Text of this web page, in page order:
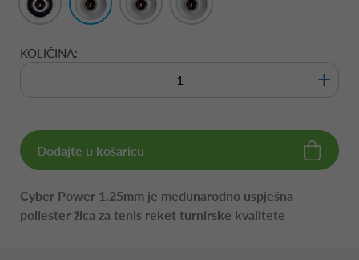
KOLIČINA:
+
Dodajte u košaricu
Cyber Power 1.25mm je međunarodno uspješna
poliester žica za tenis reket turnirske kvalitete